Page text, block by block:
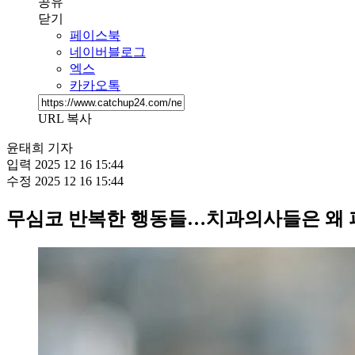
닫기
페이스북
네이버블로그
엑스
카카오톡
URL 복사
윤태희 기자
입력 2025 12 16 15:44
수정 2025 12 16 15:44
무심코 반복한 행동들…치과의사들은 왜